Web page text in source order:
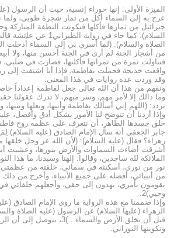
الميزة الأولى: إنها حوراء إنسية، حيث أن الرسول
عرج به إلى السماء أكل من ثمار شجرة طوبى، ولما
جبرائيل من ثمارها فأكلها فتكونت النطفة المباركة
السلام)، كما جاء في رواية
الصلاة والسلام): (لما أسري بي إلى السماء
من أشجار الجنة لم أرى في الجنة أحسن منها، ولا
فتناولت ثمرة من ثمراتها فأكلتها، فصارت في
واقعت خديجة فحملت بفاطمة، فإذا أنا اشتقت إلى
وقد وردت عدة روايات في هذا المعنى.
ونفهم من هذا أن الله تعالى جعل لفاطمة إعداداً
وما ذالك إلا لأمر مهم، وسر مبهم، لا تدرك عقولنا
نردد: (اللهم إني أسألك بفاطمة وأبيها، وبعلها
وإذا أردنا أن تتوضح لنا الأمور بشكل أدق وأفضل،
خلق جسدها الطاهر، أن نتعرف على عظمة روح
جابر الجعفي أنه سأل الإمام الصادق (عليه السلام)
زهراء؟ فقال (عليه السلام): (لأن الله عز وجل خلقها
أشرقت أضاءت السماوات والأرض بنورها، وعشيت
الملائكة لله ساجدين، وقالوا: إلهنا وسيدنا، ما هذا
نور من نوري، أسكنته في سمائي، خلقته من
من أنبيائي، أفضله على جميع الأنبياء، وأخرج من ذلك
يقومون بأمري، يهدون إلى حقي، وأجعلهم خلفائي
وحيي)2.
وإذا ضممنا مع هذه الرواية ما روى الإمام الصادق
الزهراء (عليها السلام) عن الرسول (عليه الصلاة
قبل أن تخلق الأرض والسماء…)3،
وتكوينها النوراني.